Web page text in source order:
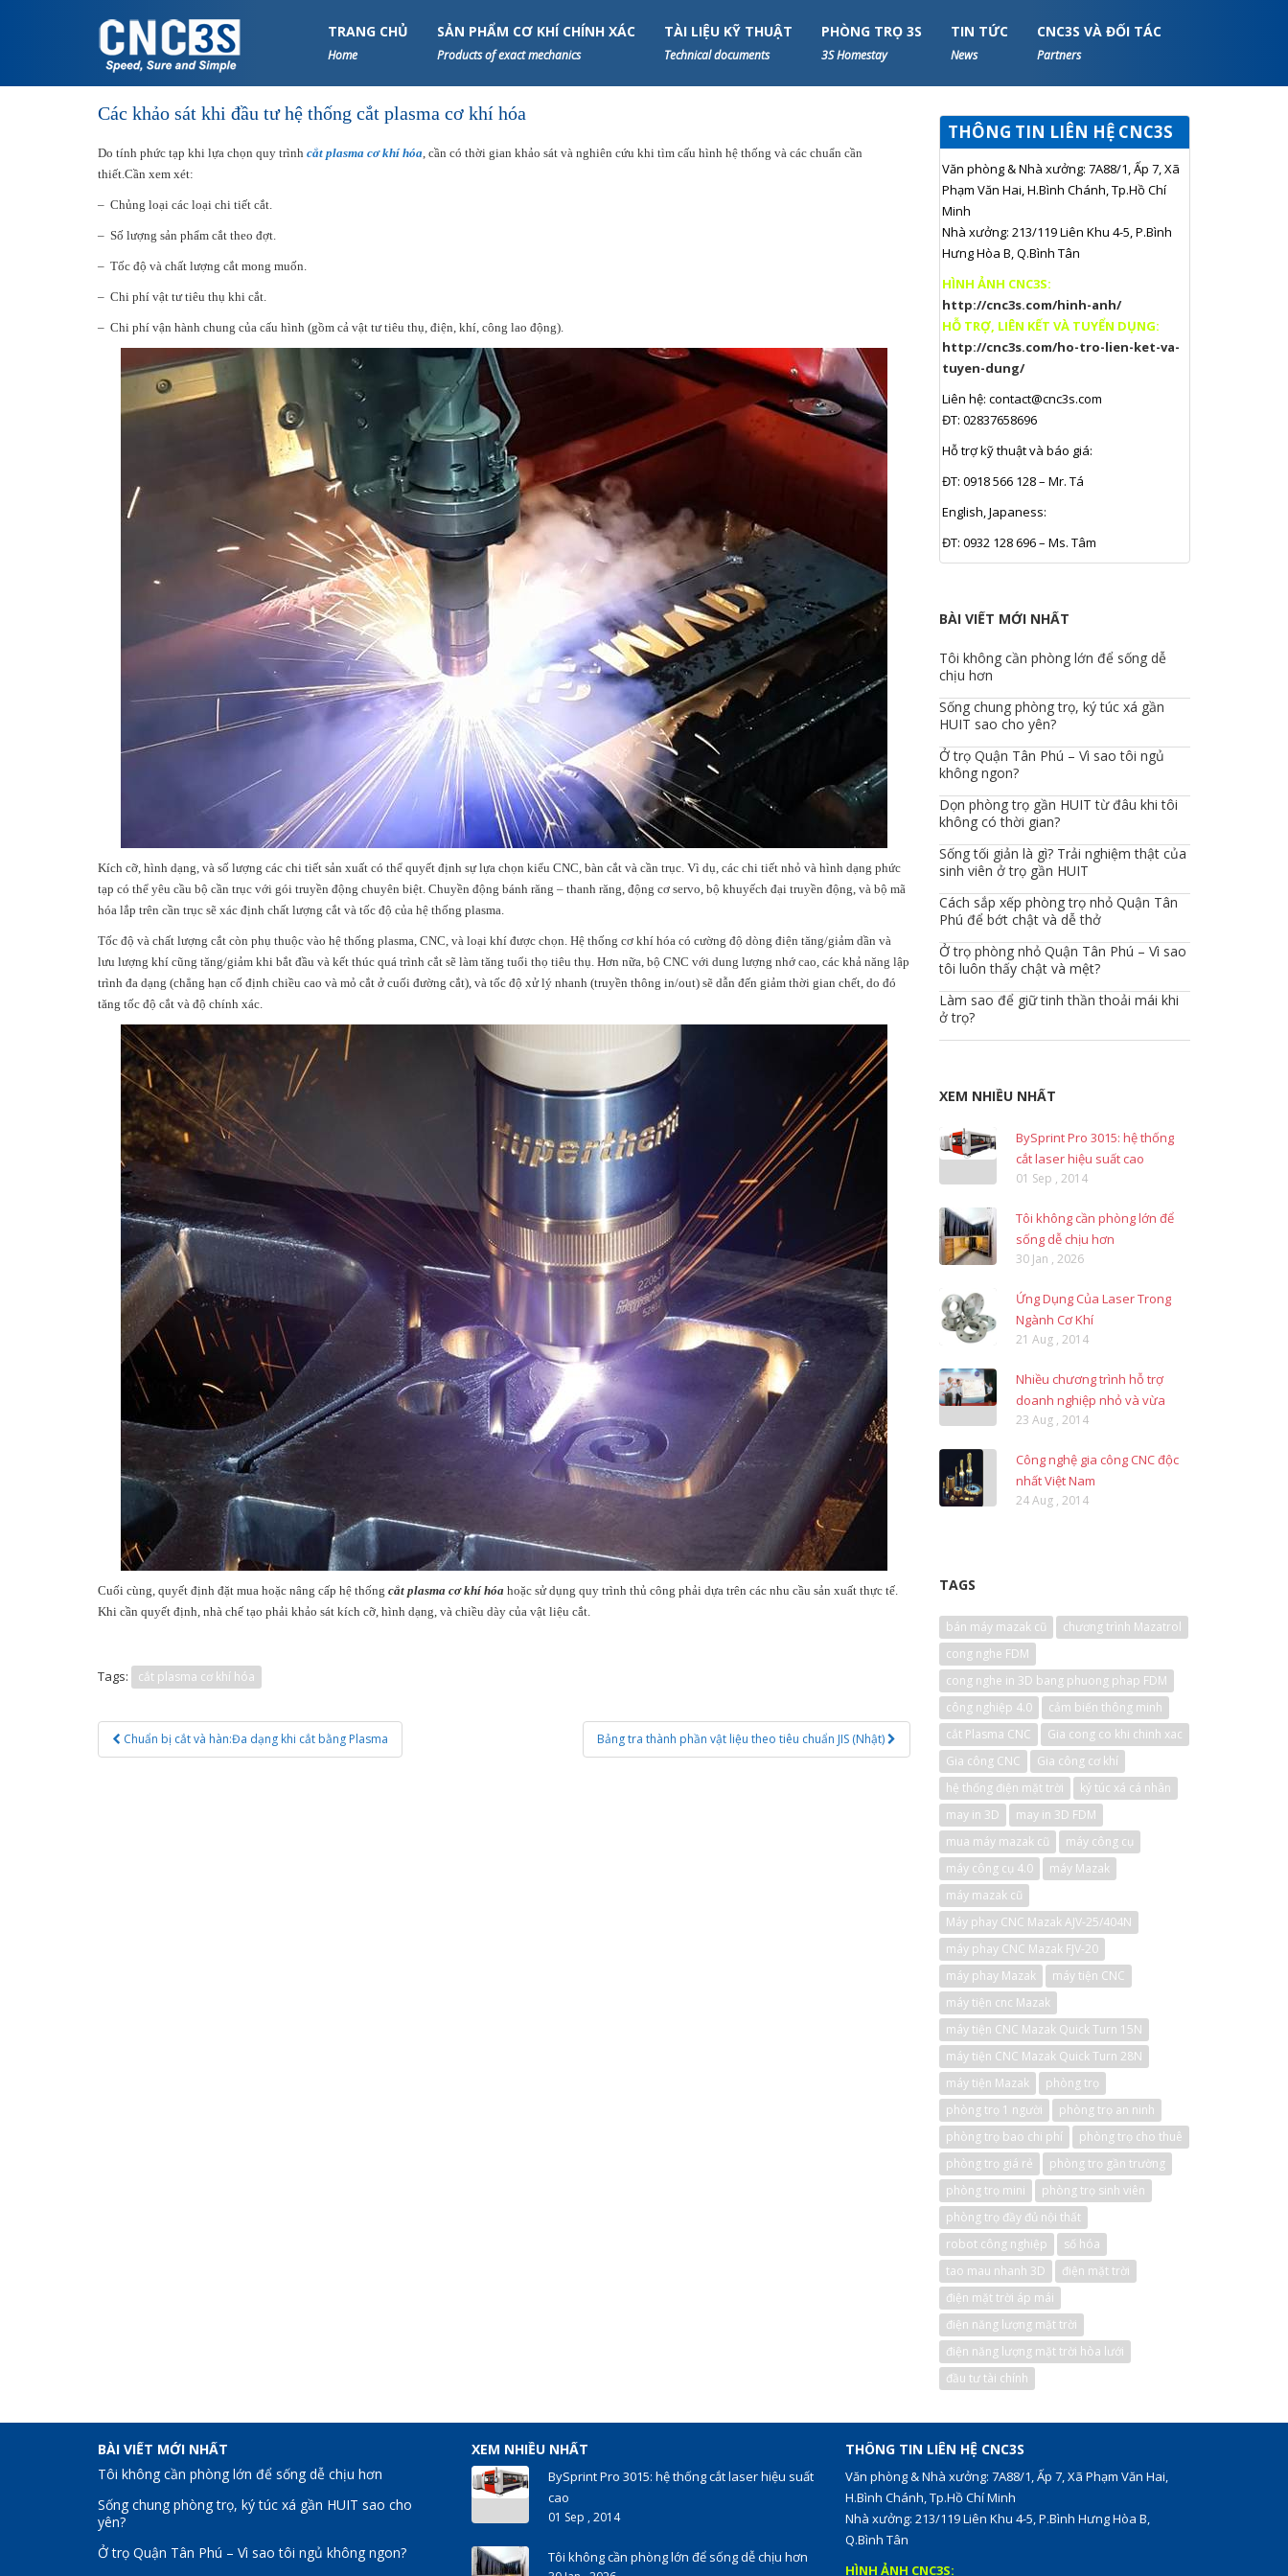
TRANG CHỦ
Home
SẢN PHẨM CƠ KHÍ CHÍNH XÁC
Products of exact mechanics
TÀI LIỆU KỸ THUẬT
Technical documents
PHÒNG TRỌ 3S
3S Homestay
TIN TỨC
News
CNC3S VÀ ĐỐI TÁC
Partners
Các khảo sát khi đầu tư hệ thống cắt plasma cơ khí hóa
Do tính phức tạp khi lựa chọn quy trình cắt plasma cơ khí hóa , cần có thời gian khảo sát và nghiên cứu khi tìm cấu hình hệ thống và các chuẩn cần
thiết.Cần xem xét:
– Chủng loại các loại chi tiết cắt.
– Số lượng sản phẩm cắt theo đợt.
– Tốc độ và chất lượng cắt mong muốn.
– Chi phí vật tư tiêu thụ khi cắt.
– Chi phí vận hành chung của cấu hình (gồm cả vật tư tiêu thụ, điện, khí, công lao động).
Kích cỡ, hình dạng, và số lượng các chi tiết sản xuất có thể quyết định sự lựa chọn kiểu CNC, bàn cắt và cần trục. Vì dụ, các chi tiết nhỏ và hình dạng phức
tạp có thể yêu cầu bộ cần trục với gói truyền động chuyên biệt. Chuyền động bánh răng – thanh răng, động cơ servo, bộ khuyếch đại truyền động, và bộ mã
hóa lắp trên cần trục sẽ xác định chất lượng cắt và tốc độ của hệ thống plasma.
Tốc độ và chất lượng cắt còn phụ thuộc vào hệ thống plasma, CNC, và loại khí được chọn. Hệ thống cơ khí hóa có cường độ dòng điện tăng/giảm dần và
lưu lượng khí cũng tăng/giảm khi bắt đầu và kết thúc quá trình cắt sẽ làm tăng tuổi thọ tiêu thụ. Hơn nữa, bộ CNC với dung lượng nhớ cao, các khả năng lập
trình đa dạng (chẳng hạn cố định chiều cao và mỏ cắt ở cuối đường cắt), và tốc độ xử lý nhanh (truyền thông in/out) sẽ dẫn đến giảm thời gian chết, do đó
tăng tốc độ cắt và độ chính xác.
Cuối cùng, quyết định đặt mua hoặc nâng cấp hệ thống cắt plasma cơ khí hóa hoặc sử dụng quy trình thủ công phải dựa trên các nhu cầu sản xuất thực tế.
Khi cần quyết định, nhà chế tạo phải khảo sát kích cỡ, hình dạng, và chiều dày của vật liệu cắt.
Tags: cắt plasma cơ khí hóa
Post
navigation
Chuẩn bị cắt và hàn:Đa dạng khi cắt bằng Plasma Bảng tra thành phần vật liệu theo tiêu chuẩn JIS (Nhật)
THÔNG TIN LIÊN HỆ CNC3S
Văn phòng & Nhà xưởng: 7A88/1, Ấp 7, Xã
Phạm Văn Hai, H.Bình Chánh, Tp.Hồ Chí
Minh
Nhà xưởng: 213/119 Liên Khu 4-5, P.Bình
Hưng Hòa B, Q.Bình Tân
HÌNH ẢNH CNC3S:
http://cnc3s.com/hinh-anh/
HỖ TRỢ, LIÊN KẾT VÀ TUYỂN DỤNG:
http://cnc3s.com/ho-tro-lien-ket-va-
tuyen-dung/
Liên hệ:contact@cnc3s.com
ĐT: 02837658696
Hỗ trợ kỹ thuật và báo giá:
ĐT: 0918 566 128 – Mr. Tá
English, Japaness:
ĐT: 0932 128 696 – Ms. Tâm
BÀI VIẾT MỚI NHẤT
Tôi không cần phòng lớn để sống dễ
chịu hơn
Sống chung phòng trọ, ký túc xá gần
HUIT sao cho yên?
Ở trọ Quận Tân Phú – Vì sao tôi ngủ
không ngon?
Dọn phòng trọ gần HUIT từ đâu khi tôi
không có thời gian?
Sống tối giản là gì? Trải nghiệm thật của
sinh viên ở trọ gần HUIT
Cách sắp xếp phòng trọ nhỏ Quận Tân
Phú để bớt chật và dễ thở
Ở trọ phòng nhỏ Quận Tân Phú – Vì sao
tôi luôn thấy chật và mệt?
Làm sao để giữ tinh thần thoải mái khi
ở trọ?
XEM NHIỀU NHẤT
BySprint Pro 3015: hệ thống
cắt laser hiệu suất cao
01 Sep , 2014
Tôi không cần phòng lớn để
sống dễ chịu hơn
30 Jan , 2026
Ứng Dụng Của Laser Trong
Ngành Cơ Khí
21 Aug , 2014
Nhiều chương trình hỗ trợ
doanh nghiệp nhỏ và vừa
23 Aug , 2014
Công nghệ gia công CNC độc
nhất Việt Nam
24 Aug , 2014
TAGS
bán máy mazak cũ
chương trình Mazatrol
cong nghe FDM
cong nghe in 3D bang phuong phap FDM
công nghiệp 4.0
cảm biến thông minh
cắt Plasma CNC
Gia cong co khi chinh xac
Gia công CNC
Gia công cơ khí
hệ thống điện mặt trời
ký túc xá cá nhân
may in 3D
may in 3D FDM
mua máy mazak cũ
máy công cụ
máy công cụ 4.0
máy Mazak
máy mazak cũ
Máy phay CNC Mazak AJV-25/404N
máy phay CNC Mazak FJV-20
máy phay Mazak
máy tiện CNC
máy tiện cnc Mazak
máy tiện CNC Mazak Quick Turn 15N
máy tiện CNC Mazak Quick Turn 28N
máy tiện Mazak
phòng trọ
phòng trọ 1 người
phòng trọ an ninh
phòng trọ bao chi phí
phòng trọ cho thuê
phòng trọ giá rẻ
phòng trọ gần trường
phòng trọ mini
phòng trọ sinh viên
phòng trọ đầy đủ nội thất
robot công nghiệp
số hóa
tao mau nhanh 3D
điện mặt trời
điện mặt trời áp mái
điện năng lượng mặt trời
điện năng lượng mặt trời hòa lưới
đầu tư tài chính
BÀI VIẾT MỚI NHẤT
Tôi không cần phòng lớn để sống dễ chịu hơn
Sống chung phòng trọ, ký túc xá gần HUIT sao cho
yên?
Ở trọ Quận Tân Phú – Vì sao tôi ngủ không ngon?
XEM NHIỀU NHẤT
BySprint Pro 3015: hệ thống cắt laser hiệu suất
cao
01 Sep , 2014
Tôi không cần phòng lớn để sống dễ chịu hơn
THÔNG TIN LIÊN HỆ CNC3S
Văn phòng & Nhà xưởng: 7A88/1, Ấp 7, Xã Phạm Văn Hai,
H.Bình Chánh, Tp.Hồ Chí Minh
Nhà xưởng: 213/119 Liên Khu 4-5, P.Bình Hưng Hòa B,
Q.Bình Tân
HÌNH ẢNH CNC3S: